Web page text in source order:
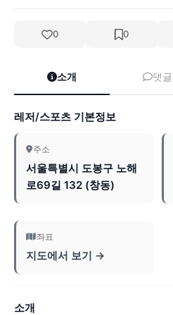
0 0
소개 댓글
레저/스포츠 기본정보
주소
서울특별시 도봉구 노해
로69길 132 (창동)
좌표
지도에서 보기 →
소개